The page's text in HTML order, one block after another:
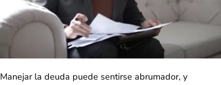
Manejar la deuda puede sentirse abrumador, y